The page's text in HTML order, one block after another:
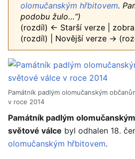
olomučanským hřbitovem.
podobu žulo…“)
(rozdíl) ← Starší verze |
(rozdíl) | Novější verze →
Památník padlým olomučanským
v roce 2014
Památník padlým
světové válce byl odhalen 18.
olomučanským hřbitovem.